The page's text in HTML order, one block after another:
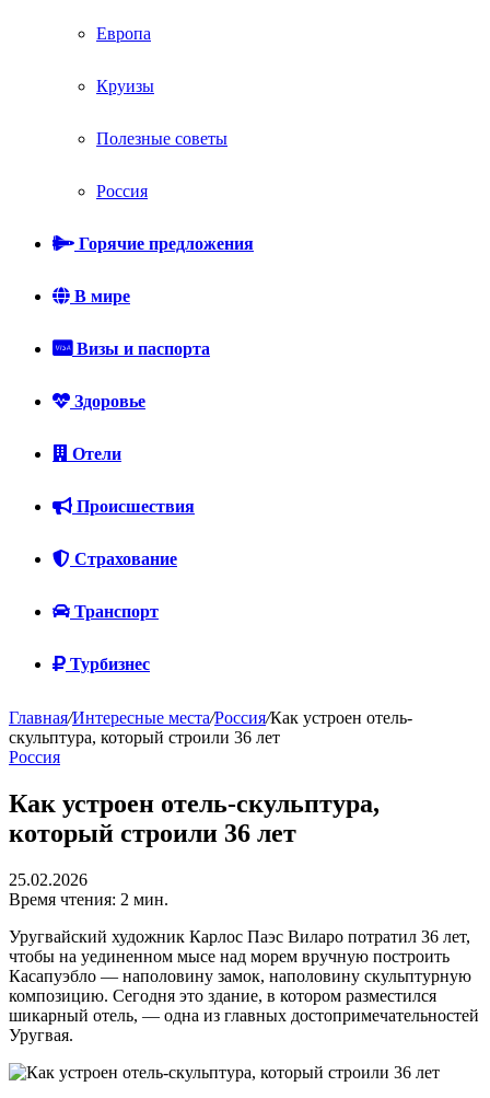
Европа
Круизы
Полезные советы
Россия
Горячие предложения
В мире
Визы и паспорта
Здоровье
Отели
Происшествия
Страхование
Транспорт
Турбизнес
Главная/Интересные места/Россия/Как устроен отель-
скульптура, который строили 36 лет
Россия
Как устроен отель-скульптура,
который строили 36 лет
25.02.2026
Время чтения: 2 мин.
Уругвайский художник Карлос Паэс Виларо потратил 36 лет,
чтобы на уединенном мысе над морем вручную построить
Касапуэбло — наполовину замок, наполовину скульптурную
композицию. Сегодня это здание, в котором разместился
шикарный отель, — одна из главных достопримечательностей
Уругвая.